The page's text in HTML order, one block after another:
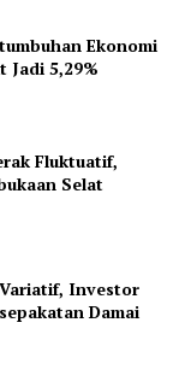
Ekonomi
Jadi 5,29%
Fluktuatif,
Selat
Investor
Damai